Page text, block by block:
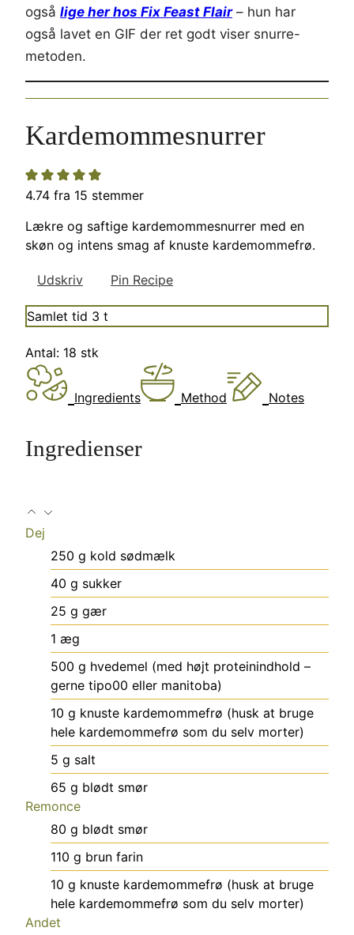
også lige her hos Fix Feast Flair– hun har
også lavet en GIF der ret godt viser snurre-
metoden.
Kardemommesnurrer
4.74 fra 15 stemmer
Lækre og saftige kardemommesnurrer med en
skøn og intens smag af knuste kardemommefrø.
Udskriv Pin Recipe
Samlet tid 3 timer
t
Antal: 18 stk
Ingredients Method Notes
Ingredienser
Dej
250 g kold sødmælk
40 g sukker
25 g gær
1 æg
500 g hvedemel (med højt proteinindhold –
gerne tipo00 eller manitoba)
10 g knuste kardemommefrø (husk at bruge
hele kardemommefrø som du selv morter)
5 g salt
65 g blødt smør
Remonce
80 g blødt smør
110 g brun farin
10 g knuste kardemommefrø (husk at bruge
hele kardemommefrø som du selv morter)
Andet